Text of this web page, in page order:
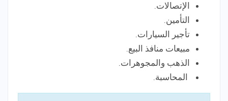
الإتصالات.
التأمين.
تأجير السيارات.
مبيعات منافذ البيع.
الذهب والمجوهرات.
المحاسبة.